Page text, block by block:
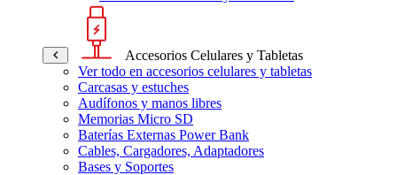
Accesorios Celulares y Tabletas
Ver todo en accesorios celulares y tabletas
Carcasas y estuches
Audífonos y manos libres
Memorias Micro SD
Baterías Externas Power Bank
Cables, Cargadores, Adaptadores
Bases y Soportes